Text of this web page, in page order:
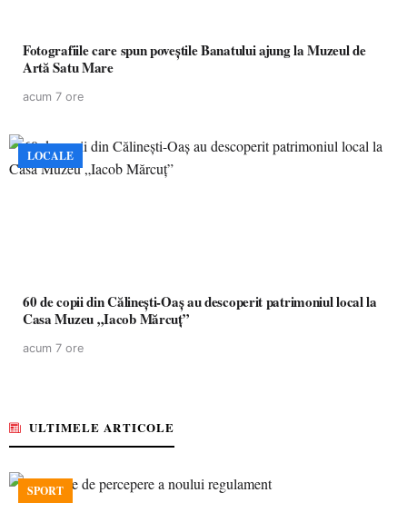
Fotografiile care spun poveștile Banatului ajung la Muzeul de
Artă Satu Mare
acum 7 ore
LOCALE
60 de copii din Călinești-Oaș au descoperit patrimoniul local la
Casa Muzeu „Iacob Mărcuț”
acum 7 ore
ULTIMELE ARTICOLE
SPORT